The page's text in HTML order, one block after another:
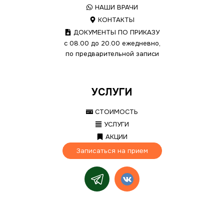
НАШИ ВРАЧИ
КОНТАКТЫ
ДОКУМЕНТЫ ПО ПРИКАЗУ
с 08.00 до 20.00 ежедневно,
по предварительной записи
УСЛУГИ
СТОИМОСТЬ
УСЛУГИ
АКЦИИ
Записаться на прием